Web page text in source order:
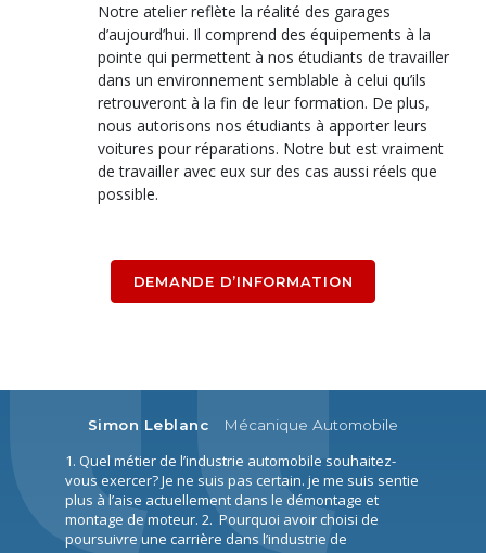
Notre atelier reflète la réalité des garages
d’aujourd’hui. Il comprend des équipements à la
pointe qui permettent à nos étudiants de travailler
dans un environnement semblable à celui qu’ils
retrouveront à la fin de leur formation. De plus,
nous autorisons nos étudiants à apporter leurs
voitures pour réparations. Notre but est vraiment
de travailler avec eux sur des cas aussi réels que
possible.
DEMANDE D’INFORMATION
Simon Leblanc Mécanique Automobile
1. Quel métier de l’industrie automobile souhaitez-
vous exercer? Je ne suis pas certain. je me suis sentie
plus à l’aise actuellement dans le démontage et
montage de moteur. 2. Pourquoi avoir choisi de
poursuivre une carrière dans l’industrie de